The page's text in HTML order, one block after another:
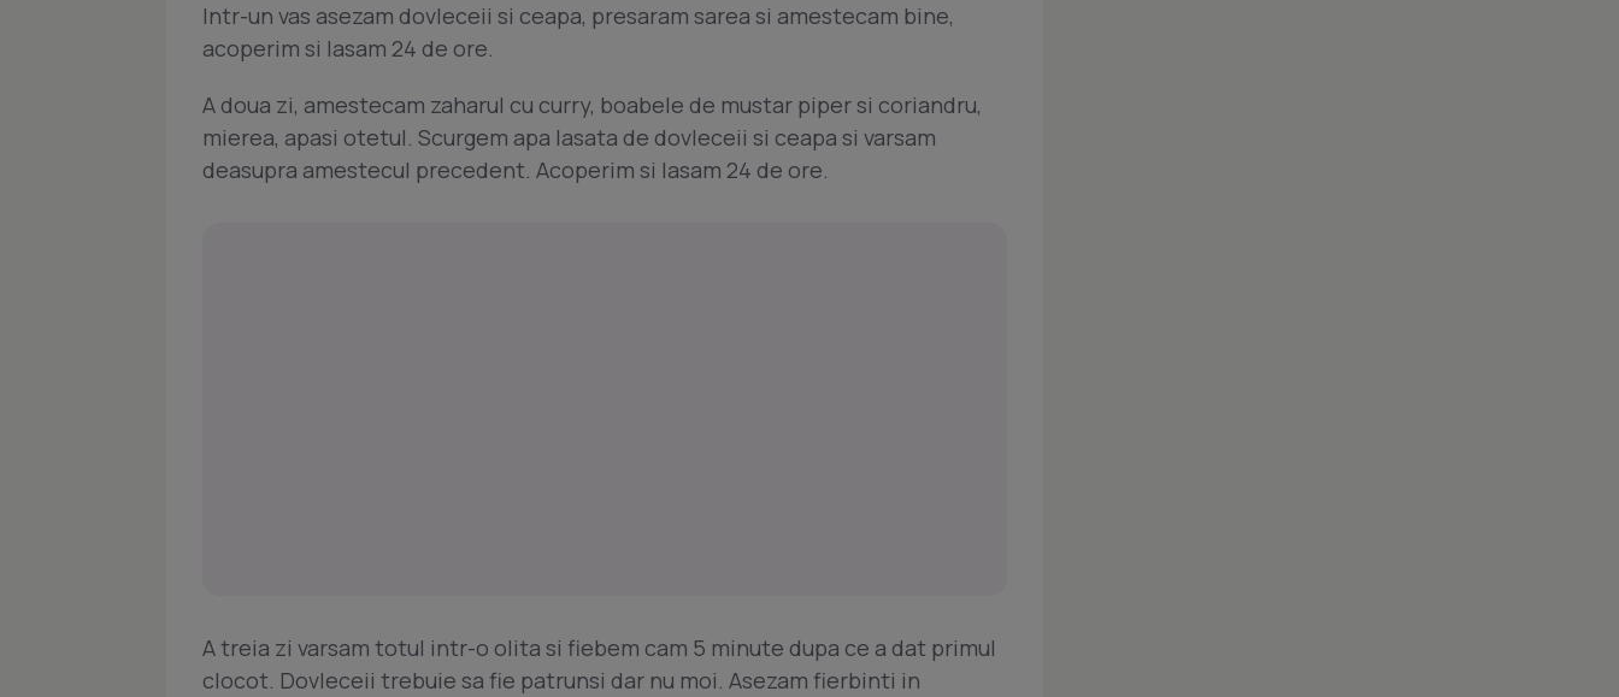
Intr-un vas asezam dovleceii si ceapa, presaram sarea si amestecam bine,
acoperim si lasam 24 de ore.
A doua zi, amestecam zaharul cu curry, boabele de mustar piper si coriandru,
mierea, apasi otetul. Scurgem apa lasata de dovleceii si ceapa si varsam
deasupra amestecul precedent. Acoperim si lasam 24 de ore.
A treia zi varsam totul intr-o olita si fiebem cam 5 minute dupa ce a dat primul
clocot. Dovleceii trebuie sa fie patrunsi dar nu moi. Asezam fierbinti in